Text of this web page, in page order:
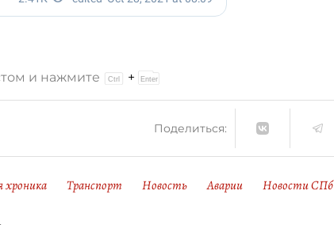
и нажмите +
Поделиться:
хроника Транспорт Новость Аварии Новости СПб